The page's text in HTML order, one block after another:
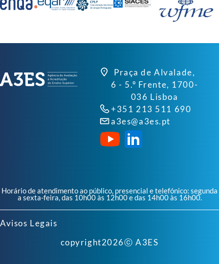
Praça de Alvalade,
6 - 5.º Frente, 1700-
036 Lisboa
+351 213 511 690
a3es@a3es.pt
Horário de atendimento ao público, presencial e telefónico: segunda
a sexta-feira, das 10h00 às 12h00 e das 14h00 às 16h00.
Avisos Legais
copyright2026ⓒ A3ES